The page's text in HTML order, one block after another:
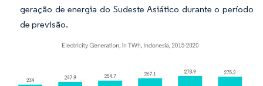
geração de energia do Sudeste Asiático durante o período
de previsão.